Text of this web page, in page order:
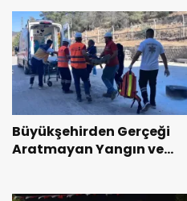
Büyükşehirden Gerçeği
Aratmayan Yangın ve